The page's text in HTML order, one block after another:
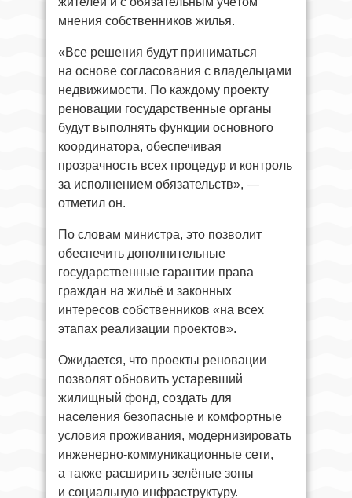
мнения собственников жилья.
«Все решения будут приниматься
на основе согласования с владельцами
недвижимости. По каждому проекту
реновации государственные органы
будут выполнять функции основного
координатора, обеспечивая
прозрачность всех процедур и контроль
за исполнением обязательств», —
отметил он.
По словам министра, это позволит
обеспечить дополнительные
государственные гарантии права
граждан на жильё и законных
интересов собственников «на всех
этапах реализации проектов».
Ожидается, что проекты реновации
позволят обновить устаревший
жилищный фонд, создать для
населения безопасные и комфортные
условия проживания, модернизировать
инженерно-коммуникационные сети,
а также расширить зелёные зоны
и социальную инфраструктуру.